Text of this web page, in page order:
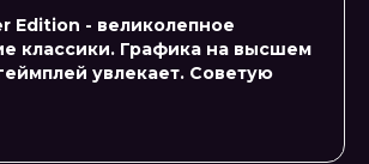
Edition - великолепное
классики. Графика на высшем
увлекает. Советую